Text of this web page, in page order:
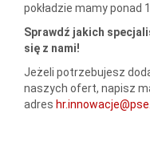
pokładzie mamy ponad
Sprawdź jakich
się z nami!
Jeżeli potrzebujesz
naszych ofert, napisz
adres